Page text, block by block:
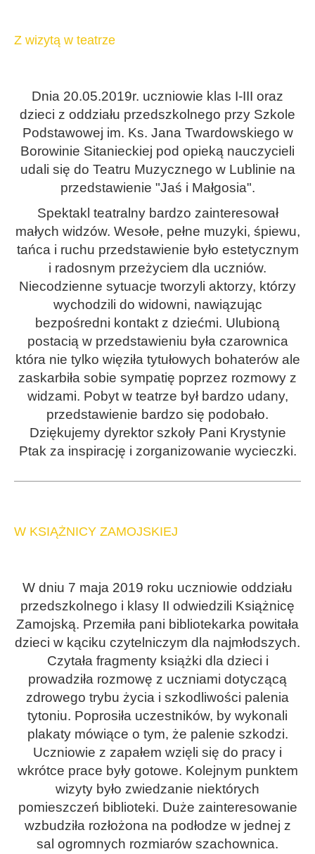
Z wizytą w teatrze
Dnia 20.05.2019r. uczniowie klas I-III oraz
dzieci z oddziału przedszkolnego przy Szkole
Podstawowej im. Ks. Jana Twardowskiego w
Borowinie Sitanieckiej pod opieką nauczycieli
udali się do Teatru Muzycznego w Lublinie na
przedstawienie "Jaś i Małgosia".
Spektakl teatralny bardzo zainteresował
małych widzów. Wesołe, pełne muzyki, śpiewu,
tańca i ruchu przedstawienie było estetycznym
i radosnym przeżyciem dla uczniów.
Niecodzienne sytuacje tworzyli aktorzy, którzy
wychodzili do widowni, nawiązując
bezpośredni kontakt z dziećmi. Ulubioną
postacią w przedstawieniu była czarownica
która nie tylko więziła tytułowych bohaterów ale
zaskarbiła sobie sympatię poprzez rozmowy z
widzami. Pobyt w teatrze był bardzo udany,
przedstawienie bardzo się podobało.
Dziękujemy dyrektor szkoły Pani Krystynie
Ptak za inspirację i zorganizowanie wycieczki.
W KSIĄŻNICY ZAMOJSKIEJ
W dniu 7 maja 2019 roku uczniowie oddziału
przedszkolnego i klasy II odwiedzili Książnicę
Zamojską. Przemiła pani bibliotekarka powitała
dzieci w kąciku czytelniczym dla najmłodszych.
Czytała fragmenty książki dla dzieci i
prowadziła rozmowę z uczniami dotyczącą
zdrowego trybu życia i szkodliwości palenia
tytoniu. Poprosiła uczestników, by wykonali
plakaty mówiące o tym, że palenie szkodzi.
Uczniowie z zapałem wzięli się do pracy i
wkrótce prace były gotowe. Kolejnym punktem
wizyty było zwiedzanie niektórych
pomieszczeń biblioteki. Duże zainteresowanie
wzbudziła rozłożona na podłodze w jednej z
sal ogromnych rozmiarów szachownica.